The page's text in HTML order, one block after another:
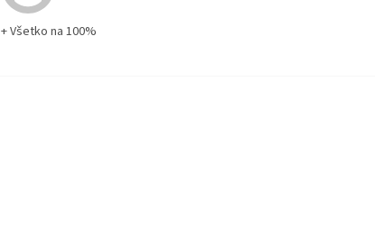
+ Všetko na 100%